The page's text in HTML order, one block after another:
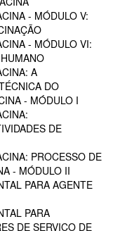
- MÓDULO V:
- MÓDULO VI:
A
DO
- MÓDULO I
DE
PROCESSO DE
- MÓDULO II
PARA AGENTE
PARA
DE SERVIÇO DE